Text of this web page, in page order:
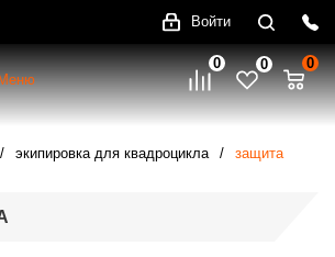
Войти
0 0 0
экипировка для квадроцикла защита